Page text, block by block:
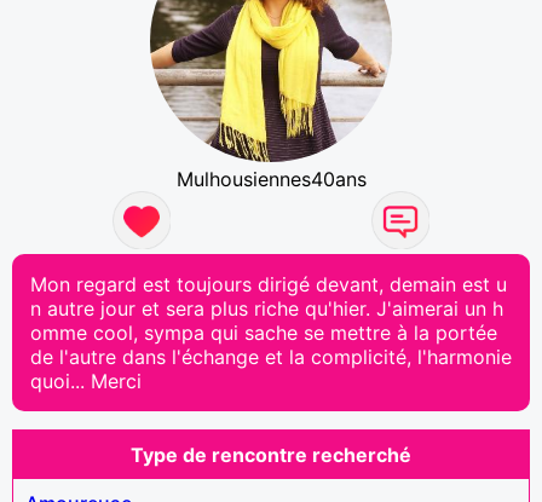
Mulhousiennes40ans
Mon regard est toujours dirigé devant, demain est u
n autre jour et sera plus riche qu'hier. J'aimerai un h
omme cool, sympa qui sache se mettre à la portée
de l'autre dans l'échange et la complicité, l'harmonie
quoi... Merci
Type de rencontre recherché